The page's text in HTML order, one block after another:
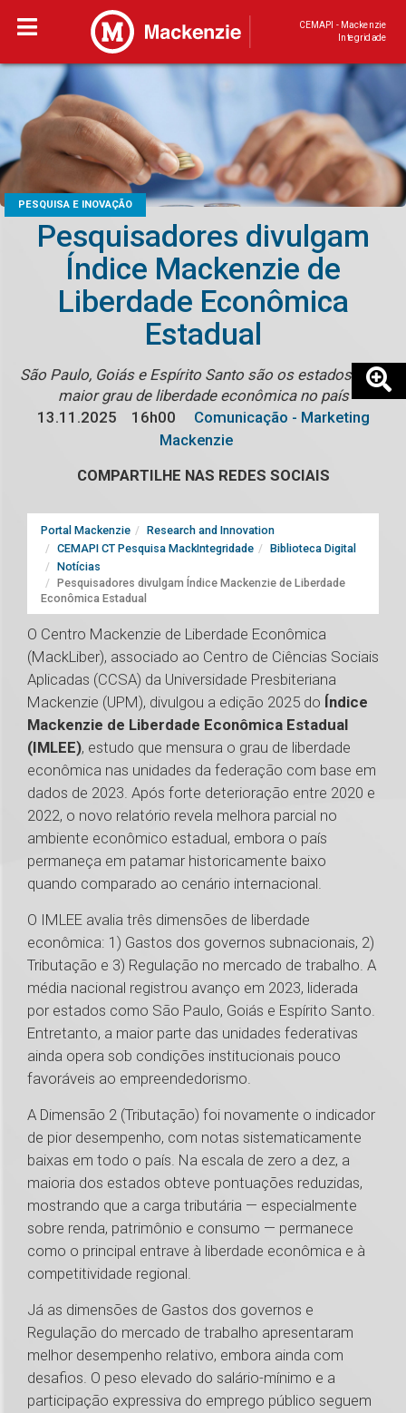
CEMAPI - Mackenzie
Integridade
PESQUISA E INOVAÇÃO
Pesquisadores divulgam
Índice Mackenzie de
Liberdade Econômica
Estadual
São Paulo, Goiás e Espírito Santo são os estados com
maior grau de liberdade econômica no país
13.11.2025
16h00
Comunicação - Marketing
Mackenzie
COMPARTILHE NAS REDES SOCIAIS
Portal Mackenzie
Research and Innovation
CEMAPI CT Pesquisa MackIntegridade
Biblioteca Digital
Notícias
Pesquisadores divulgam Índice Mackenzie de Liberdade
Econômica Estadual
O Centro Mackenzie de Liberdade Econômica
(MackLiber), associado ao Centro de Ciências Sociais
Aplicadas (CCSA) da Universidade Presbiteriana
Mackenzie (UPM), divulgou a edição 2025 do Índice
Mackenzie de Liberdade Econômica Estadual
(IMLEE), estudo que mensura o grau de liberdade
econômica nas unidades da federação com base em
dados de 2023. Após forte deterioração entre 2020 e
2022, o novo relatório revela melhora parcial no
ambiente econômico estadual, embora o país
permaneça em patamar historicamente baixo
quando comparado ao cenário internacional.
O IMLEE avalia três dimensões de liberdade
econômica: 1) Gastos dos governos subnacionais, 2)
Tributação e 3) Regulação no mercado de trabalho. A
média nacional registrou avanço em 2023, liderada
por estados como São Paulo, Goiás e Espírito Santo.
Entretanto, a maior parte das unidades federativas
ainda opera sob condições institucionais pouco
favoráveis ao empreendedorismo.
A Dimensão 2 (Tributação) foi novamente o indicador
de pior desempenho, com notas sistematicamente
baixas em todo o país. Na escala de zero a dez, a
maioria dos estados obteve pontuações reduzidas,
mostrando que a carga tributária — especialmente
sobre renda, patrimônio e consumo — permanece
como o principal entrave à liberdade econômica e à
competitividade regional.
Já as dimensões de Gastos dos governos e
Regulação do mercado de trabalho apresentaram
melhor desempenho relativo, embora ainda com
desafios. O peso elevado do salário-mínimo e a
participação expressiva do emprego público seguem